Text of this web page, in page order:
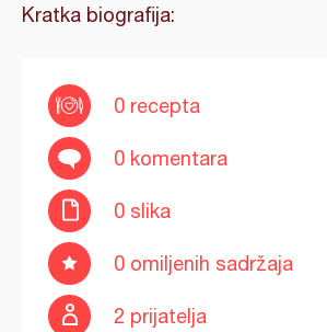
Kratka biografija:
0 recepta
0 komentara
0 slika
0 omiljenih sadržaja
2 prijatelja